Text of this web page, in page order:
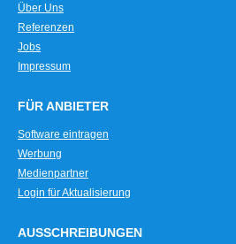
Über Uns
Referenzen
Jobs
Impressum
FÜR ANBIETER
Software eintragen
Werbung
Medienpartner
Login für Aktualisierung
AUSSCHREIBUNGEN